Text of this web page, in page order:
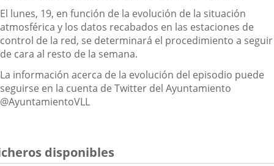
El lunes, 19, en función de la evolución de la situación
atmosférica y los datos recabados en las estaciones de
control de la red, se determinará el procedimiento a seguir
de cara al resto de la semana.
La información acerca de la evolución del episodio puede
seguirse en la cuenta de Twitter del Ayuntamiento
@AyuntamientoVLL
disponibles